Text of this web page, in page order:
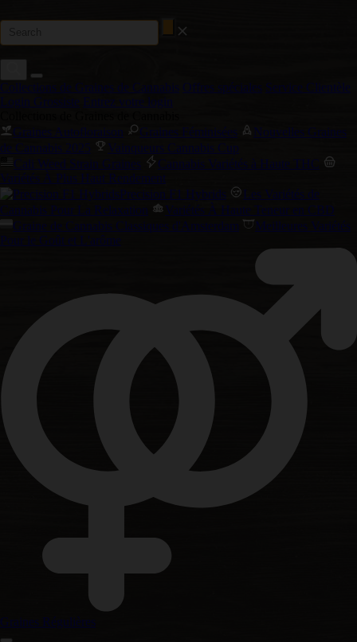
Collections de Graines de Cannabis Offres spéciales Service Clientèle
Login Grossiste Entrez votre login
Graines Autofloraison
Graines Féminisées
Nouvelles Graines
de Cannabis 2025
Vainqueurs Cannabis Cup
Cali Weed Strain Graines
Cannabis Variétés à Haute THC
Variétés À Plus Haut Rendement
Precision F1 Hybrids
Les Variétés de
Cannabis Pour La Relaxation
Variétés À Haute Teneur en CBD
Graine de Cannabis Classiques d'Amsterdam
Meilleures Variétés
Pour le Goût et L'arôme
Graines Régulières